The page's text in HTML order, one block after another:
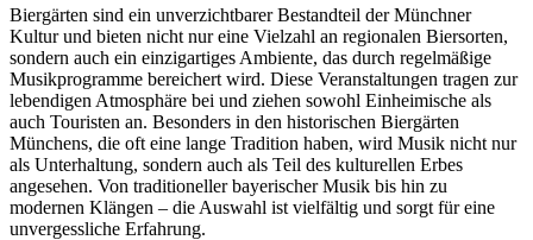
Biergärten sind ein unverzichtbarer Bestandteil der Münchner
Kultur und bieten nicht nur eine Vielzahl an regionalen Biersorten,
sondern auch ein einzigartiges Ambiente, das durch regelmäßige
Musikprogramme bereichert wird. Diese Veranstaltungen tragen zur
lebendigen Atmosphäre bei und ziehen sowohl Einheimische als
auch Touristen an. Besonders in den historischen Biergärten
Münchens, die oft eine lange Tradition haben, wird Musik nicht nur
als Unterhaltung, sondern auch als Teil des kulturellen Erbes
angesehen. Von traditioneller bayerischer Musik bis hin zu
modernen Klängen – die Auswahl ist vielfältig und sorgt für eine
unvergessliche Erfahrung.